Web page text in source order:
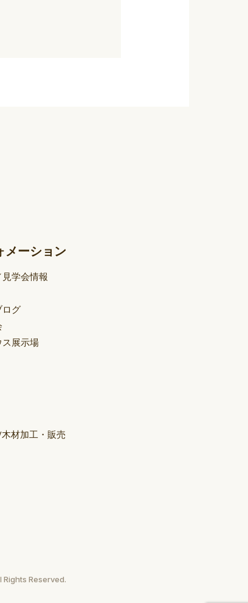
メーション
学会情報
ログ
展示場
材加工・販売
Rights Reserved.